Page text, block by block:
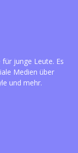
junge Leute. Es
Medien über
und mehr.